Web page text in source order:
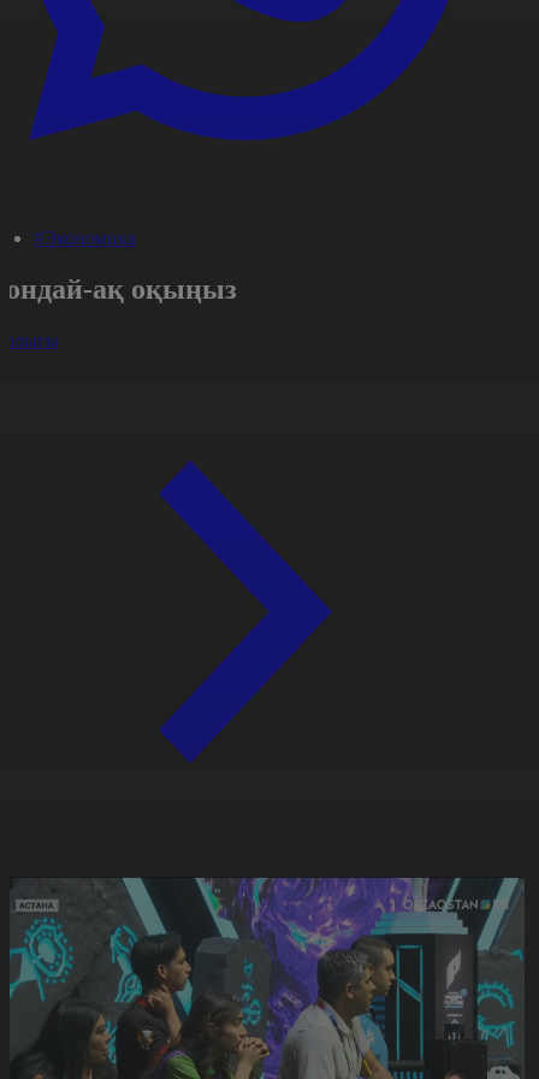
#Экономика
ақ оқыңыз